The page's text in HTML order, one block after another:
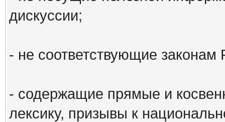
дискуссии;
- не соответствующие законам
- содержащие прямые и
лексику, призывы к